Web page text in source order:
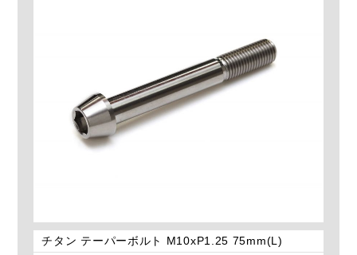
チタン テーパーボルト M10xP1.25 75mm(L)